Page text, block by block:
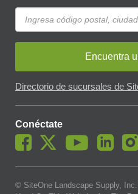
Encuentra
Directorio de sucursales de
Conéctate
© SiteOne Landscape Supply,